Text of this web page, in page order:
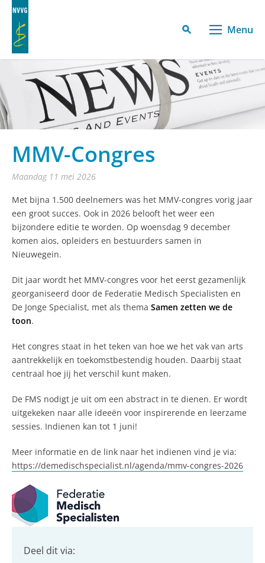
Menu
MMV-Congres
maandag 11 mei 2026
Met bijna 1.500 deelnemers was het MMV-congres vorig jaar
een groot succes. Ook in 2026 belooft het weer een
bijzondere editie te worden. Op woensdag 9 december
komen aios, opleiders en bestuurders samen in
Nieuwegein.
Dit jaar wordt het MMV-congres voor het eerst gezamenlijk
georganiseerd door de Federatie Medisch Specialisten en
De Jonge Specialist, met als thema Samen zetten we de
toon.
Het congres staat in het teken van hoe we het vak van arts
aantrekkelijk en toekomstbestendig houden. Daarbij staat
centraal hoe jij het verschil kunt maken.
De FMS nodigt je uit om een abstract in te dienen. Er wordt
uitgekeken naar alle ideeën voor inspirerende en leerzame
sessies. Indienen kan tot 1 juni!
Meer informatie en de link naar het indienen vind je via:
https://demedischspecialist.nl/agenda/mmv-congres-2026
Deel dit via: